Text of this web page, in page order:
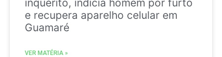
inquérito, indicia homem por furto
e recupera aparelho celular em
Guamaré
VER MATÉRIA »